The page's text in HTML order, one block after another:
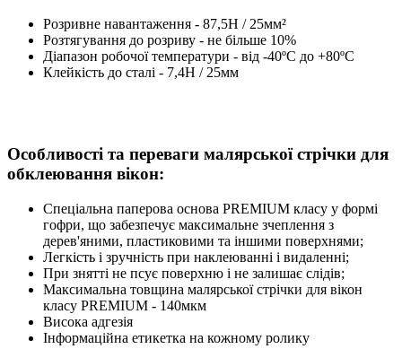
Розривне навантаження - 87,5Н / 25мм²
Розтягування до розриву - не більше 10%
Діапазон робочої температури - від -40ºС до +80ºС
Клейкість до сталі - 7,4Н / 25мм
Особливості та переваги малярської стрічки для
обклеювання вікон:
Спеціальна паперова основа PREMIUM класу у формі
гофри, що забезпечує максимальне зчеплення з
дерев'яними, пластиковими та іншими поверхнями;
Легкість і зручність при наклеюванні і видаленні;
При знятті не псує поверхню і не залишає слідів;
Максимальна товщина малярської стрічки для вікон
класу PREMIUM - 140мкм
Висока адгезія
Інформаційна етикетка на кожному ролику